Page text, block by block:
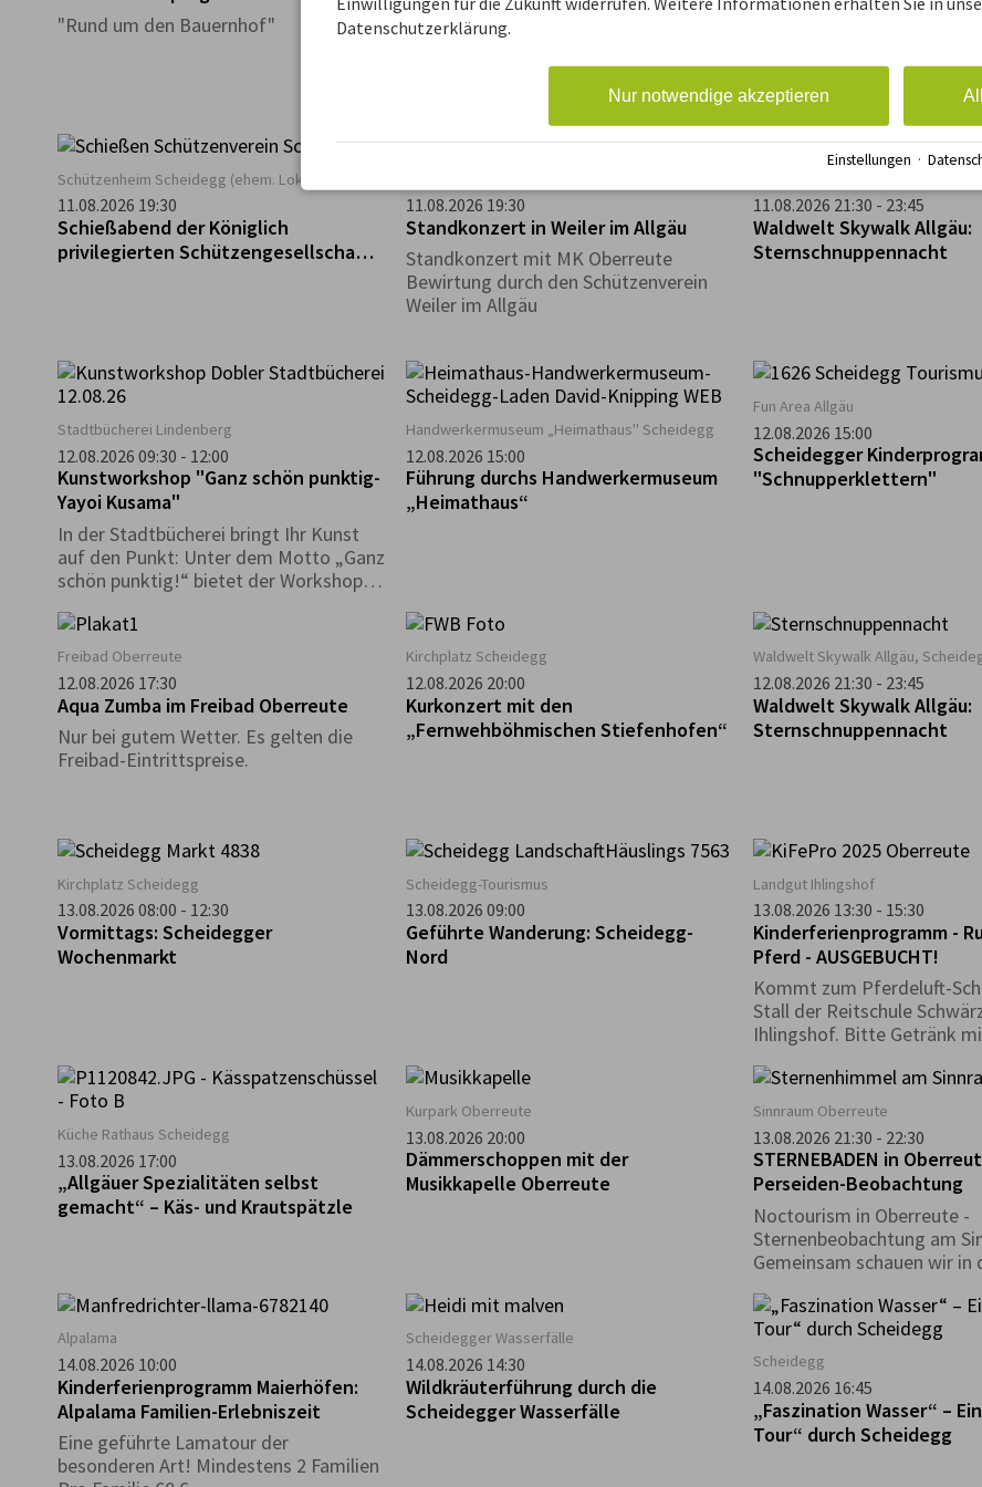
"Rund um den Bauernhof"
Geführter Familienausflug zum
Biolandhof Heim in Scheffau
UIFACH GUAT in Oberreute
Verkostung von
Käse. Anmeldung
Schützenheim Scheidegg (ehem. Lokschuppen)
11.08.2026 19:30
Schießabend der Königlich
privilegierten Schützengesellschaft
11.08.2026 19:30
Standkonzert in Weiler im Allgäu
Standkonzert mit MK Oberreute
Bewirtung durch den Schützenverein
Weiler im Allgäu
11.08.2026 21:30 - 23:45
Waldwelt Skywalk Allgäu:
Sternschnuppennacht
Stadtbücherei Lindenberg
12.08.2026 09:30 - 12:00
Kunstworkshop "Ganz schön punktig-
Yayoi Kusama"
In der Stadtbücherei bringt Ihr Kunst
auf den Punkt: Unter dem Motto „Ganz
schön punktig!“ bietet der Workshop
das Leben und fröhlich-bunte Werk der
japanischen Künstlerin Yayoi Kusama
einzutauchen. Mit verschiedenen
Materialien lassen wir Punkte und
Farben tanzen.
Handwerkermuseum „Heimathaus" Scheidegg
12.08.2026 15:00
Führung durchs Handwerkermuseum
„Heimathaus“
Fun Area Allgäu
12.08.2026 15:00
Scheidegger
"Schnupperklettern"
Freibad Oberreute
12.08.2026 17:30
Aqua Zumba im Freibad Oberreute
Nur bei gutem Wetter. Es gelten die
Freibad-Eintrittspreise.
Kirchplatz Scheidegg
12.08.2026 20:00
Kurkonzert mit den
„Fernwehböhmischen Stiefenhofen“
Waldwelt Skywalk Allgäu,
12.08.2026 21:30 - 23:45
Waldwelt Skywalk Allgäu:
Sternschnuppennacht
Kirchplatz Scheidegg
13.08.2026 08:00 - 12:30
Vormittags: Scheidegger
Wochenmarkt
Scheidegg-Tourismus
13.08.2026 09:00
Geführte Wanderung: Scheidegg-
Nord
Landgut Ihlingshof
13.08.2026 13:30 - 15:30
Kinderferienprogramm -
Pferd - AUSGEBUCHT!
Kommt zum Pferdeluft-
Stall der Reitschule
Ihlingshof. Bitte Getränk
Küche Rathaus Scheidegg
13.08.2026 17:00
„Allgäuer Spezialitäten selbst
gemacht“ – Käs- und Krautspätzle
Kurpark Oberreute
13.08.2026 20:00
Dämmerschoppen mit der
Musikkapelle Oberreute
Sinnraum Oberreute
13.08.2026 21:30 - 22:30
STERNEBADEN in
Perseiden-Beobachtung
Noctourism in Oberreute -
Sternenbeobachtung am
Gemeinsam schauen wir in
Schönheiten des
Alpalama
14.08.2026 10:00
Kinderferienprogramm Maierhöfen:
Alpalama Familien-Erlebniszeit
Eine geführte Lamatour der
besonderen Art! Mindestens 2 Familien
Scheidegger Wasserfälle
14.08.2026 14:30
Wildkräuterführung durch die
Scheidegger Wasserfälle
Scheidegg
14.08.2026 16:45
„Faszination Wasser“ –
Tour“ durch Scheidegg
Datenschutzerklärung.
Nur notwendige akzeptieren
Einstellungen ·